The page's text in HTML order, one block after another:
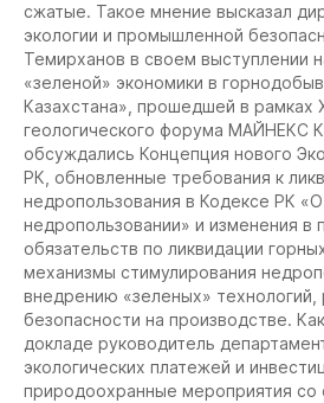
сжатые. Такое мнение высказал
экологии и промышленной
Темирханов в своем выступлении
«зеленой» экономики в
Казахстана», прошедшей в рамках
геологического форума МАЙНЕКС
обсуждались Концепция нового
РК, обновленные требования к
недропользования в Кодексе РК
недропользовании» и изменения в
обязательств по ликвидации
механизмы стимулирования
внедрению «зеленых» технологий,
безопасности на производстве.
докладе руководитель
экологических платежей и
природоохранные мероприятия со